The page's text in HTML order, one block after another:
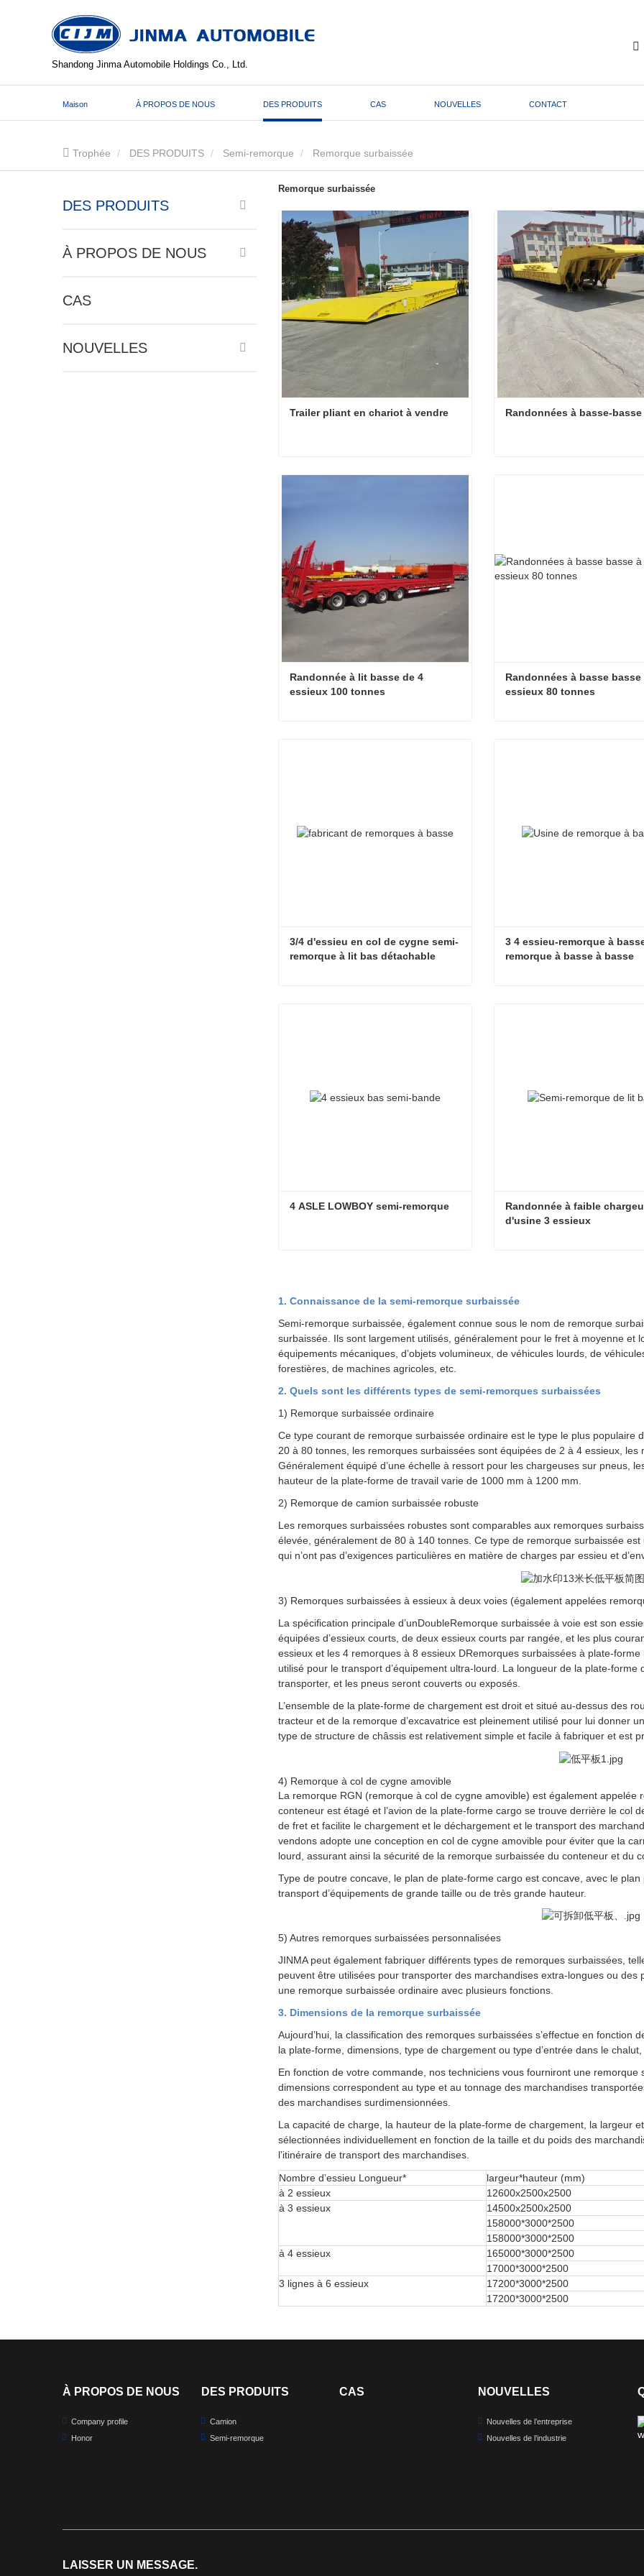
Shandong Jinma Automobile Holdings Co., Ltd.
Maison À PROPOS DE NOUS DES PRODUITS CAS NOUVELLES CONTACT
Trophée DES PRODUITS Semi-remorque Remorque surbaissée
DES PRODUITS
À PROPOS DE NOUS
CAS
NOUVELLES
Remorque surbaissée
Trailer pliant en chariot à vendre
Trailer pliant en chariot à vendre
Randonnées à basse-
Randonnée à lit basse de 4
essieux 100 tonnes
Randonnées à basse basse
essieux 80 tonnes
3/4 d'essieu en col de cygne semi-
remorque à lit bas détachable
3 4 essieu-remorque à
remorque à basse à basse
4 ASLE LOWBOY semi-remorque
Randonnée à faible
d'usine 3 essieux
1. Connaissance de la semi-remorque surbaissée
Semi-remorque surbaissée, également connue sous le nom de remorque
surbaissée. Ils sont largement utilisés, généralement pour le fret à moyenne et
équipements mécaniques, d’objets volumineux, de véhicules lourds, de
forestières, de machines agricoles, etc.
2. Quels sont les différents types de semi-remorques surbaissées
1) Remorque surbaissée ordinaire
Ce type courant de remorque surbaissée ordinaire est le type le plus populaire
20 à 80 tonnes, les remorques surbaissées sont équipées de 2 à 4 essieux, les
Généralement équipé d’une échelle à ressort pour les chargeuses sur pneus,
hauteur de la plate-forme de travail varie de 1000 mm à 1200 mm.
2) Remorque de camion surbaissée robuste
Les remorques surbaissées robustes sont comparables aux remorques
élevée, généralement de 80 à 140 tonnes. Ce type de remorque surbaissée
qui n’ont pas d’exigences particulières en matière de charges par essieu et
3) Remorques surbaissées à essieux à deux voies (également appelées
La spécification principale d’unDoubleRemorque surbaissée à voie est son
équipées d’essieux courts, de deux essieux courts par rangée, et les plus
essieux et les 4 remorques à 8 essieux DRemorques surbaissées à plate-forme
utilisé pour le transport d’équipement ultra-lourd. La longueur de la plate-
transporter, et les pneus seront couverts ou exposés.
L’ensemble de la plate-forme de chargement est droit et situé au-dessus des
tracteur et de la remorque d’excavatrice est pleinement utilisé pour lui donner
type de structure de châssis est relativement simple et facile à fabriquer et est
4) Remorque à col de cygne amovible
La remorque RGN (remorque à col de cygne amovible) est également
conteneur est étagé et l’avion de la plate-forme cargo se trouve derrière le col
de fret et facilite le chargement et le déchargement et le transport des
vendons adopte une conception en col de cygne amovible pour éviter que la
lourd, assurant ainsi la sécurité de la remorque surbaissée du conteneur et du
Type de poutre concave, le plan de plate-forme cargo est concave, avec le
transport d’équipements de grande taille ou de très grande hauteur.
5) Autres remorques surbaissées personnalisées
JINMA peut également fabriquer différents types de remorques surbaissées,
peuvent être utilisées pour transporter des marchandises extra-longues ou des
une remorque surbaissée ordinaire avec plusieurs fonctions.
3. Dimensions de la remorque surbaissée
Aujourd’hui, la classification des remorques surbaissées s’effectue en
la plate-forme, dimensions, type de chargement ou type d’entrée dans le
En fonction de votre commande, nos techniciens vous fourniront une
dimensions correspondent au type et au tonnage des marchandises
des marchandises surdimensionnées.
La capacité de charge, la hauteur de la plate-forme de chargement, la largeur
sélectionnées individuellement en fonction de la taille et du poids des
l’itinéraire de transport des marchandises.
Nombre d’essieu Longueur*
largeur*hauteur (mm)
à 2 essieux
12600x2500x2500
à 3 essieux
14500x2500x2500
158000*3000*2500
158000*3000*2500
à 4 essieux
165000*3000*2500
17000*3000*2500
3 lignes à 6 essieux
17200*3000*2500
17200*3000*2500
À PROPOS DE NOUS
Company profile
Honor
DES PRODUITS
Camion
Semi-remorque
CAS NOUVELLES
Nouvelles de l’entreprise
Nouvelles de l’industrie
LAISSER UN MESSAGE.